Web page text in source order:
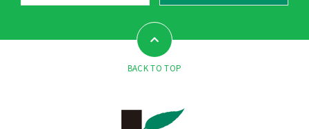
BACK TO TOP